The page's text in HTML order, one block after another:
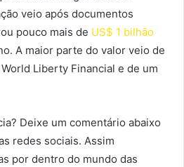
veio após documentos
pouco mais de US$ 1 bilhão
A maior parte do valor veio de
Liberty Financial e de um
Deixe um comentário abaixo
redes sociais. Assim
por dentro do mundo das